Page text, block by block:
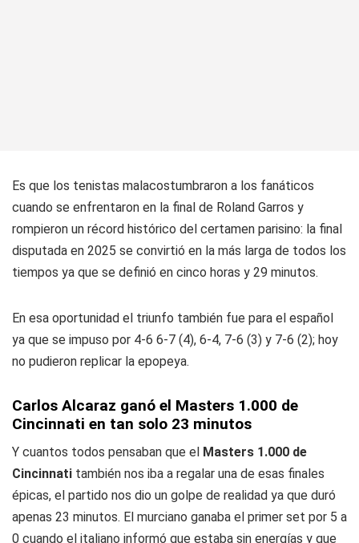
Es que los tenistas malacostumbraron a los fanáticos
cuando se enfrentaron en la final de Roland Garros y
rompieron un récord histórico del certamen parisino: la final
disputada en 2025 se convirtió en la más larga de todos los
tiempos ya que se definió en cinco horas y 29 minutos.
En esa oportunidad el triunfo también fue para el español
ya que se impuso por 4-6 6-7 (4), 6-4, 7-6 (3) y 7-6 (2); hoy
no pudieron replicar la epopeya.
Carlos Alcaraz ganó el Masters 1.000 de
Cincinnati en tan solo 23 minutos
Y cuantos todos pensaban que el Masters 1.000 de
Cincinnati también nos iba a regalar una de esas finales
épicas, el partido nos dio un golpe de realidad ya que duró
apenas 23 minutos. El murciano ganaba el primer set por 5 a
0 cuando el italiano informó que estaba sin energías y que